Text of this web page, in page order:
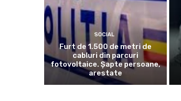
SOCIAL
Furt de 1.500 de metri de
cabluri din parcuri
fotovoltaice. Șapte persoane,
arestate